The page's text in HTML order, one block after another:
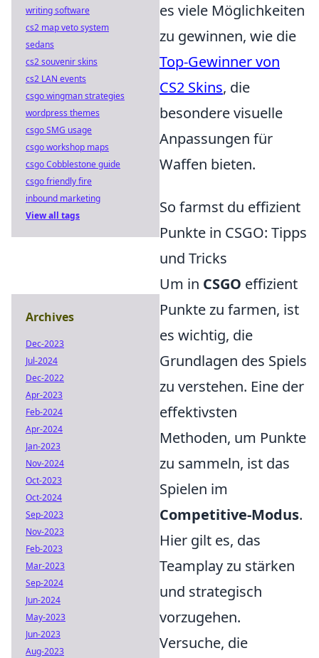
es viele Möglichkeiten
zu gewinnen, wie die
Top-Gewinner von
CS2 Skins, die
besondere visuelle
Anpassungen für
Waffen bieten.
So farmst du effizient
Punkte in CSGO: Tipps
und Tricks
Um in CSGO effizient
Punkte zu farmen, ist
es wichtig, die
Grundlagen des Spiels
zu verstehen. Eine der
effektivsten
Methoden, um Punkte
zu sammeln, ist das
Spielen im
Competitive-Modus.
Hier gilt es, das
Teamplay zu stärken
und strategisch
vorzugehen.
Versuche, die
writing software
cs2 map veto system
sedans
cs2 souvenir skins
cs2 LAN events
csgo wingman strategies
wordpress themes
csgo SMG usage
csgo workshop maps
csgo Cobblestone guide
csgo friendly fire
inbound marketing
View all tags
Archives
Dec-2023
Jul-2024
Dec-2022
Apr-2023
Feb-2024
Apr-2024
Jan-2023
Nov-2024
Oct-2023
Oct-2024
Sep-2023
Nov-2023
Feb-2023
Mar-2023
Sep-2024
Jun-2024
May-2023
Jun-2023
Aug-2023